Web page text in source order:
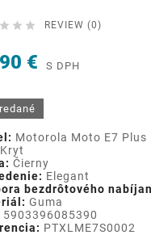
   REVIEW (0)
€ S DPH
Motorola Moto E7 Plus
Kryt
Čierny
Elegant
bezdrôtového
Guma
5903396085390
PTXLME7S0002